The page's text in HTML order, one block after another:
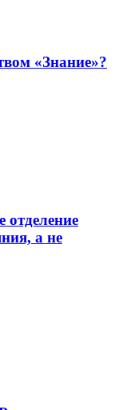
«Знание»?
отделение
а не